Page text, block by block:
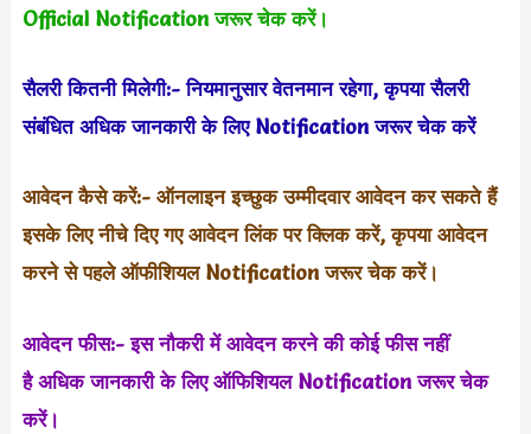
Official Notification जरूर चेक करें।
सैलरी कितनी मिलेगी:- नियमानुसार वेतनमान रहेगा, कृपया सैलरी
संबंधित अधिक जानकारी के लिए Notification जरूर चेक करें
आवेदन कैसे करें:- ऑनलाइन इच्छुक उम्मीदवार आवेदन कर सकते हैं
इसके लिए नीचे दिए गए आवेदन लिंक पर क्लिक करें, कृपया आवेदन
करने से पहले ऑफीशियल Notification जरूर चेक करें।
आवेदन फीस:- इस नौकरी में आवेदन करने की कोई फीस नहीं
है अधिक जानकारी के लिए ऑफिशियल Notification जरूर चेक
करें।